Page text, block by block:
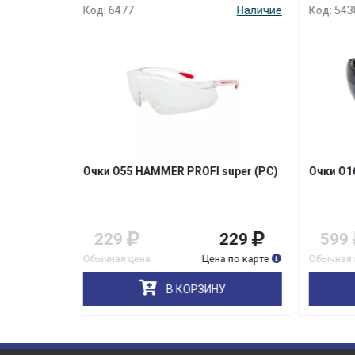
Код: 5438 Наличие
Очки О16 АЙРЕКС Nord (5-2,5 РС)
599
Обычная цена
599
Цена по карте
В КОРЗИНУ
Код:
Очки